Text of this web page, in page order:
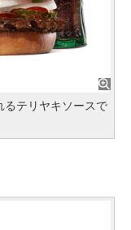
るテリヤキソースで